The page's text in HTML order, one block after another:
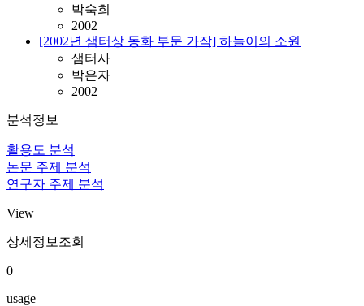
박숙희
2002
[2002년 샘터상 동화 부문 가작] 하늘이의 소원
샘터사
박은자
2002
분석정보
활용도 분석
논문 주제 분석
연구자 주제 분석
View
상세정보조회
0
usage